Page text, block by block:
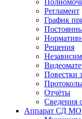
Регламент
График
Решения
Повестки
Отчёты
Сведения
Аппарат СД МО